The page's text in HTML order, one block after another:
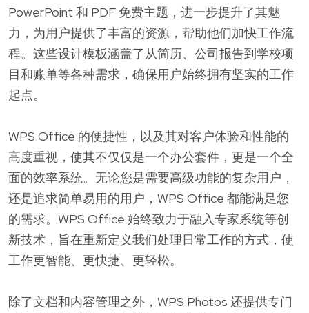
PowerPoint 和 PDF 免费主题，进一步提升了其魅
力，为用户提供了丰富的资源，帮助他们加快工作流
程。这些设计模板涵盖了从简历、公司报告到学校项
目和账单等各种需求，确保用户始终拥有坚实的工作
起点。
WPS Office 的便捷性，以及其对客户体验和性能的
高度重视，使其不仅仅是一个办公套件，更是一个全
面的效率系统。无论您是需要高级功能的复杂用户，
还是追求简单易用的用户，WPS Office 都能满足您
的需求。WPS Office 始终致力于融入专家系统等创
新技术，旨在重新定义我们处理日常工作的方式，使
工作更智能、更快捷、更轻松。
除了文档和内容管理之外，WPS Photos 还提供专门